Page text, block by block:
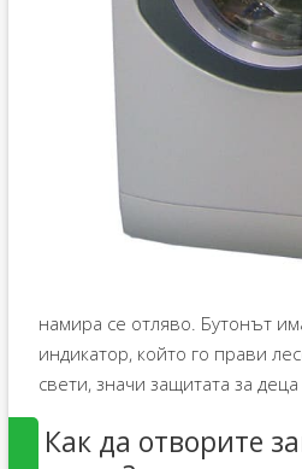
намира се отляво. Бутонът
индикатор, който го прави
свети, значи защитата за
Как да отворите